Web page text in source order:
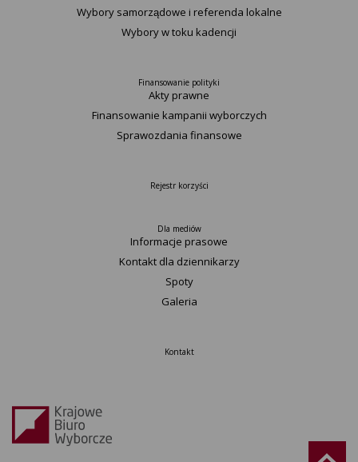
Wybory samorządowe i referenda lokalne
Wybory w toku kadencji
Finansowanie polityki
Akty prawne
Finansowanie kampanii wyborczych
Sprawozdania finansowe
Rejestr korzyści
Dla mediów
Informacje prasowe
Kontakt dla dziennikarzy
Spoty
Galeria
Kontakt